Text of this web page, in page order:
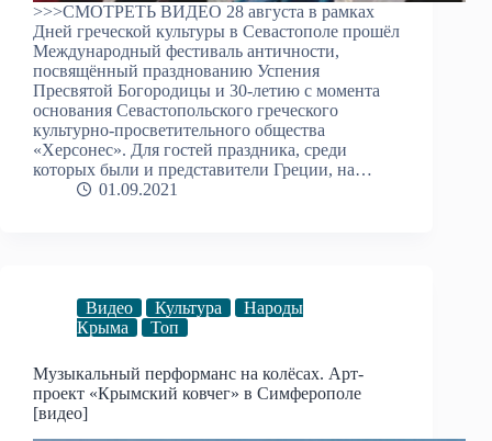
>>>СМОТРЕТЬ ВИДЕО 28 августа в рамках
Дней греческой культуры в Севастополе прошёл
Международный фестиваль античности,
посвящённый празднованию Успения
Пресвятой Богородицы и 30-летию с момента
основания Севастопольского греческого
культурно-просветительного общества
«Херсонес». Для гостей праздника, среди
которых были и представители Греции, на…
01.09.2021
Видео Культура
Народы
Крыма
Топ
Музыкальный перформанс на колёсах. Арт-
проект «Крымский ковчег» в Симферополе
[видео]